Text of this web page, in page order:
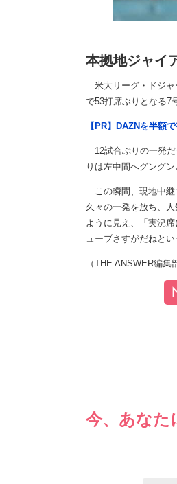
本拠地ジャイ
米大リーグ・ドジャ
で53打席ぶりとなる7
【PR】DAZNを半額
12試合ぶりの一発だ
りは左中間へグング
この瞬間、現地中継
久々の一発を放ち、
ように見え、「実況
ューブさすがだねと
（THE ANSWER編集
今、あなた